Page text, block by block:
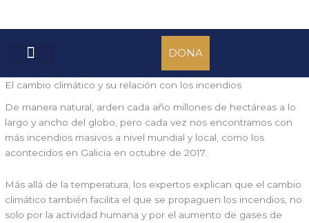
DONA
El cambio climático y su relación con los incendios
De manera natural, arden cada año millones de hectáreas a lo
largo y ancho del globo, pero cada vez nos encontramos con
más incendios masivos a nivel mundial y local, como los
acontecidos en Galicia en octubre de 2017.
Más allá de la temperatura, los expertos explican que el cambio
climático también facilita el que se propaguen los incendios, no
solo por la actividad humana y por el aumento de gases de